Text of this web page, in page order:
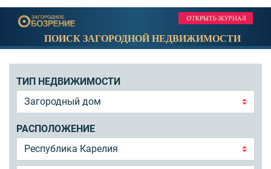
ПОИСК ЗАГОРОДНОЙ НЕДВИЖИМОСТИ
ТИП НЕДВИЖИМОСТИ
РАСПОЛОЖЕНИЕ